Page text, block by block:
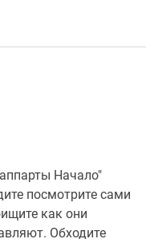
Начало"
посмотрите сами
как они
Обходите